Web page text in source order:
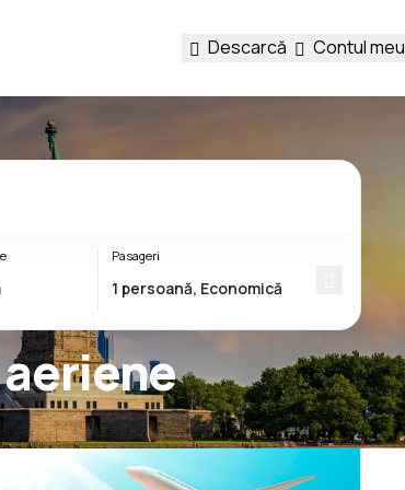
Descarcă Contul meu
Pasageri